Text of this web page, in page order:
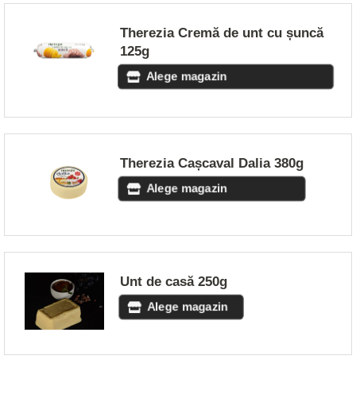
Therezia Cremă de unt cu șuncă
125g
Alege magazin
Therezia Cașcaval Dalia 380g
Alege magazin
Unt de casă 250g
Alege magazin